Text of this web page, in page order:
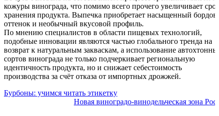
кожуры винограда, что помимо всего прочего увеличивает
хранения продукта. Выпечка приобретает насыщенный
оттенок и необычный вкусовой профиль.
По мнению специалистов в области пищевых технологий,
подобные инновации являются частью глобального тренда на
возврат к натуральным закваскам, а использование
сортов винограда не только подчеркивает региональную
идентичность продукта, но и снижает себестоимость
производства за счёт отказа от импортных дрожжей.
Бурбоны: учимся читать этикетку
Новая виноградо-винодельческая зона